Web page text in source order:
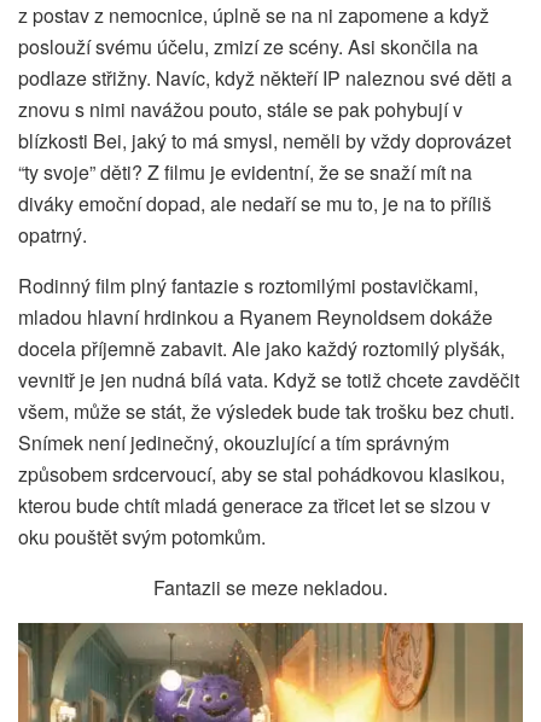
z postav z nemocnice, úplně se na ni zapomene a když
poslouží svému účelu, zmizí ze scény. Asi skončila na
podlaze střižny. Navíc, když někteří IP naleznou své děti a
znovu s nimi navážou pouto, stále se pak pohybují v
blízkosti Bei, jaký to má smysl, neměli by vždy doprovázet
“ty svoje” děti? Z filmu je evidentní, že se snaží mít na
diváky emoční dopad, ale nedaří se mu to, je na to příliš
opatrný.
Rodinný film plný fantazie s roztomilými postavičkami,
mladou hlavní hrdinkou a Ryanem Reynoldsem dokáže
docela příjemně zabavit. Ale jako každý roztomilý plyšák,
vevnitř je jen nudná bílá vata. Když se totiž chcete zavděčit
všem, může se stát, že výsledek bude tak trošku bez chuti.
Snímek není jedinečný, okouzlující a tím správným
způsobem srdcervoucí, aby se stal pohádkovou klasikou,
kterou bude chtít mladá generace za třicet let se slzou v
oku pouštět svým potomkům.
Fantazii se meze nekladou.